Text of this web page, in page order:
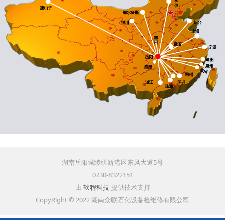
湖南岳阳城陵矶新港区东风大道5号
0730-8322151
由 软程科技提供技术支持
CopyRight © 2022 湖南众联石化设备检维修有限公司